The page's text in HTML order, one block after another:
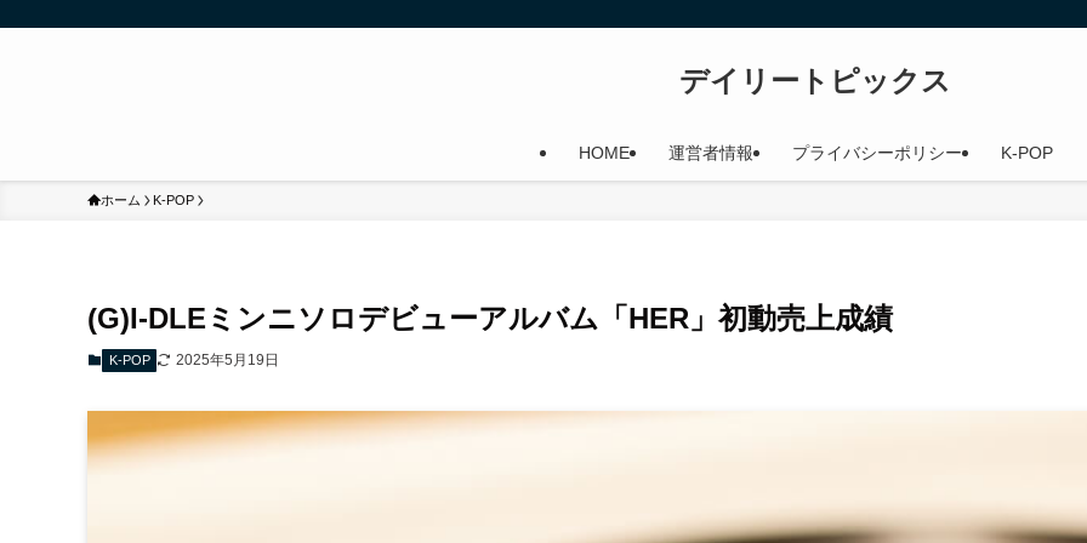
デイリートピックス
HOME 運営者情報 プライバシーポリシー K-POP
ホーム K-POP
(G)I-DLEミンニソロデビューアルバム「HER」初動売上成績
K-POP 2025年5月19日